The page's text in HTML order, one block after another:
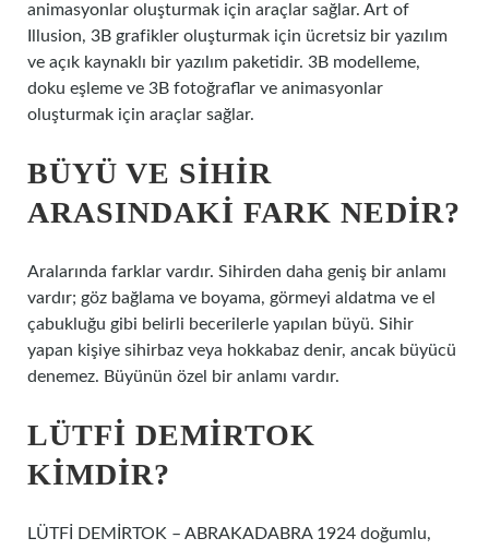
animasyonlar oluşturmak için araçlar sağlar. Art of
Illusion, 3B grafikler oluşturmak için ücretsiz bir yazılım
ve açık kaynaklı bir yazılım paketidir. 3B modelleme,
doku eşleme ve 3B fotoğraflar ve animasyonlar
oluşturmak için araçlar sağlar.
BÜYÜ VE SIHIR
ARASINDAKI FARK NEDIR?
Aralarında farklar vardır. Sihirden daha geniş bir anlamı
vardır; göz bağlama ve boyama, görmeyi aldatma ve el
çabukluğu gibi belirli becerilerle yapılan büyü. Sihir
yapan kişiye sihirbaz veya hokkabaz denir, ancak büyücü
denemez. Büyünün özel bir anlamı vardır.
LÜTFI DEMIRTOK
KIMDIR?
LÜTFİ DEMİRTOK – ABRAKADABRA 1924 doğumlu,